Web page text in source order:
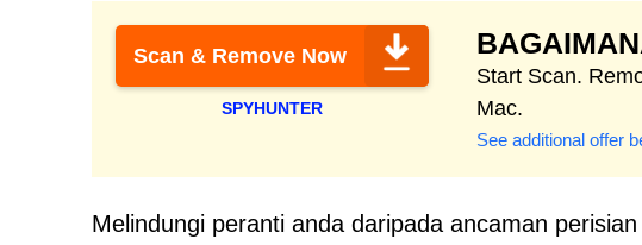
Scan & Remove Now
SPYHUNTER
Start Scan.
Mac.
See additional offer
Melindungi peranti anda daripada ancaman